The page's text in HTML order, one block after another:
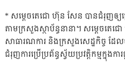
* សម្តេចតេជោ ហ៊ុន សែន បានជំរុញឲ្យប្រ
តាមក្រសួងស្ថាប័ន្ធនានា។ សម្តេចត
សាធារណការ និងក្រសួងសេដ្ឋកិច្ច ដែ
ជំរុញការប្រើប្រព័ន្ធស្វ័យប្រវត្តិកម្មក្នុងក